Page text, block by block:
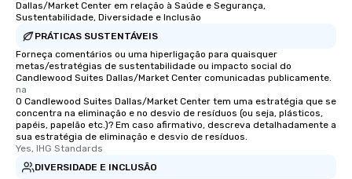
Dallas/Market Center em relação à Saúde e Segurança,
Sustentabilidade, Diversidade e Inclusão
PRÁTICAS SUSTENTÁVEIS
Forneça comentários ou uma hiperligação para quaisquer
metas/estratégias de sustentabilidade ou impacto social do
Candlewood Suites Dallas/Market Center comunicadas publicamente.
na
O Candlewood Suites Dallas/Market Center tem uma estratégia que se
concentra na eliminação e no desvio de resíduos (ou seja, plásticos,
papéis, papelão etc.)? Em caso afirmativo, descreva detalhadamente a
sua estratégia de eliminação e desvio de resíduos.
Yes, IHG Standards
DIVERSIDADE E INCLUSÃO